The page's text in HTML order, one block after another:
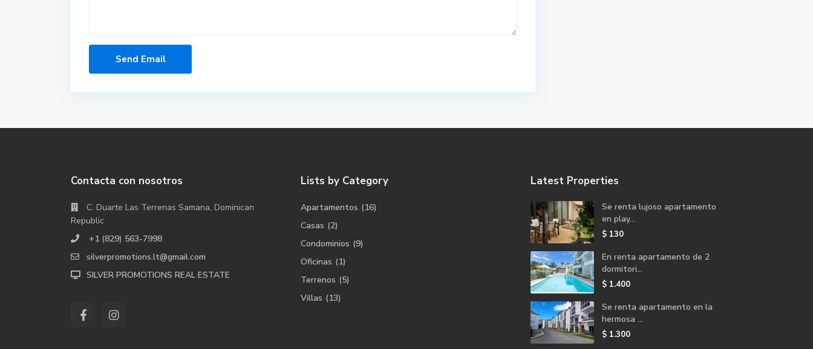
Contacta con nosotros
C. Duarte Las Terrenas Samana, Dominican
Republic
+1 (829) 563-7998
silverpromotions.lt@gmail.com
SILVER PROMOTIONS REAL ESTATE
Lists by Category
Apartamentos (16)
Casas (2)
Condominios (9)
Oficinas (1)
Terrenos (5)
Villas (13)
Latest Properties
Se renta lujoso apartamento
en play...
$ 130
En renta apartamento de 2
dormitori...
$ 1.400
Se renta apartamento en la
hermosa ...
$ 1.300